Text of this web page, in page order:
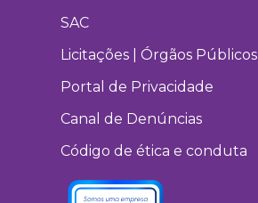
SAC
Licitações | Órgãos Públicos
Portal de Privacidade
Canal de Denúncias
Código de ética e conduta